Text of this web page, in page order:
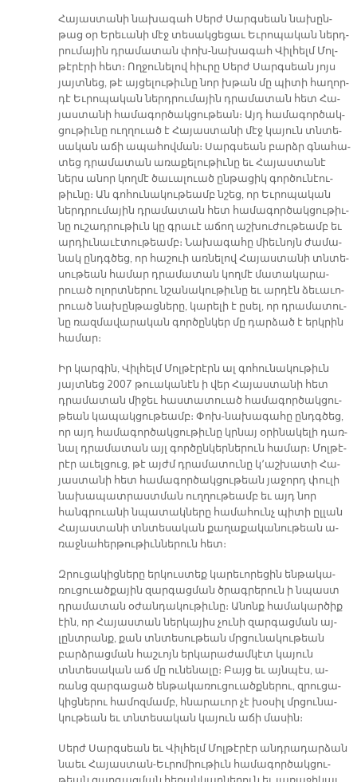
Հա­յաս­տա­նի նա­խա­գահ Սերժ Սարգ­սեան նա­խըն­
թաց օր Ե­րե­ւա­նի մէջ տե­սակ­ցե­ցաւ Եւ­րո­պա­կան ներդ­
րու­մա­յին դրա­մա­տան փոխ-նա­խա­գահ Վիլ­հելմ Մոլ­
թէ­րէ­րի հետ։ Ող­ջու­նե­լով հիւ­րը Սերժ Սարգ­սեան յոյս
յայտ­նեց, թէ այ­ցե­լու­թիւ­նը նոր խթան մը պի­տի հա­ղոր­
դէ Եւ­րո­պա­կան ներդ­րու­մա­յին դրա­մա­տան հետ Հա­
յաս­տա­նի հա­մա­գոր­ծակ­ցու­թեան։ Այդ հա­մա­գոր­ծակ­
ցու­թիւ­նը ուղ­ղուած է Հա­յաս­տա­նի մէջ կա­յուն տնտե­
սա­կան ա­ճի ա­պա­հով­ման։ Սարգ­սեան բարձր գնա­հա­
տեց դրա­մա­տան ա­ռա­քե­լու­թիւ­նը եւ Հա­յաս­տա­նէ
ներս ա­նոր կող­մէ ծա­ւա­լուած ըն­թա­ցիկ գոր­ծու­նէու­
թիւ­նը։ Ան գո­հու­նա­կու­թեամբ նշեց, որ Եւ­րո­պա­կան
ներդ­րու­մա­յին դրա­մա­տան հետ հա­մա­գոր­ծակ­ցու­թիւ­
նը ու­շադ­րու­թիւն կը գրա­ւէ ա­ճող աշ­խու­ժու­թեամբ եւ
ար­դիւ­նա­ւէ­տու­թեամբ։ Նա­խա­գա­հը միեւ­նոյն ժա­մա­
նակ ընդգ­ծեց, որ հա­շուի առ­նե­լով Հա­յաս­տա­նի տնտե­
սու­թեան հա­մար դրա­մա­տան կող­մէ մա­տա­կա­րա­
րուած ո­լորտ­նե­րու նշա­նա­կու­թիւ­նը եւ ար­դէն ձե­ւա­ւո­
րուած նա­խըն­թաց­նե­րը, կա­րե­լի է ը­սել, որ դրա­մա­տու­
նը ռազ­մա­վա­րա­կան գոր­ծըն­կեր մը դար­ձած է երկ­րին
հա­մար։
Իր կար­գին, Վիլ­հելմ Մոլ­թէ­րէրն ալ գո­հու­նա­կու­թիւն
յայտ­նեց 2007 թուա­կա­նէն ի վեր Հա­յաս­տա­նի հետ
դրա­մա­տան մի­ջեւ հաս­տա­տուած հա­մա­գոր­ծակ­ցու­
թեան կա­պակ­ցու­թեամբ։ Փոխ-նա­խա­գա­հը ընդգ­ծեց,
որ այդ հա­մա­գոր­ծակ­ցու­թիւ­նը կրնայ օ­րի­նա­կե­լի դառ­
նալ դրա­մա­տան այլ գոր­ծըն­կեր­նե­րուն հա­մար։ Մոլ­թէ­
րէր ա­ւել­ցուց, թէ այժմ դրա­մա­տու­նը կ՚աշ­խա­տի Հա­
յաս­տա­նի հետ հա­մա­գոր­ծակ­ցու­թեան յա­ջորդ փու­լի
նա­խա­պատ­րաստ­ման ուղ­ղու­թեամբ եւ այդ նոր
հանգ­րուա­նի նպա­տակ­նե­րը հա­մա­հունչ պի­տի ըլ­լան
Հա­յաս­տա­նի տնտե­սա­կան քա­ղա­քա­կա­նու­թեան ա­
ռաջ­նա­հեր­թու­թիւն­նե­րուն հետ։
Զրու­ցա­կի­ցնե­րը եր­կուս­տեք կա­րե­ւո­րե­ցին են­թա­կա­
ռու­ցուած­քա­յին զար­գաց­ման ծրագ­րե­րուն ի նպաստ
դրա­մա­տան օ­ժան­դա­կու­թիւ­նը։ Ա­նոնք հա­մա­կար­ծիք
էին, որ Հա­յաս­տան ներ­կա­յիս չու­նի զար­գաց­ման այ­
լընտ­րանք, քան տնտե­սու­թեան մրցու­նա­կու­թեան
բարձ­րաց­ման հաշ­ւոյն եր­կա­րա­ժամ­կէտ կա­յուն
տնտե­սա­կան աճ մը ու­նե­նա­լը։ Բայց եւ այն­պէս, ա­
ռանց զար­գա­ցած են­թա­կա­ռու­ցուածք­նե­րու, զրու­ցա­
կից­նե­րու հա­մոզ­մամբ, հնա­րա­ւոր չէ խօ­սիլ մրցու­նա­
կու­թեան եւ տնտե­սա­կան կա­յուն ա­ճի մա­սին։
Սերժ Սարգ­սեան եւ Վիլ­հելմ Մոլ­թէ­րէր անդ­րա­դար­ձան
նաեւ Հա­յաս­տան-Եւ­րո­միու­թիւն հա­մա­գոր­ծակ­ցու­